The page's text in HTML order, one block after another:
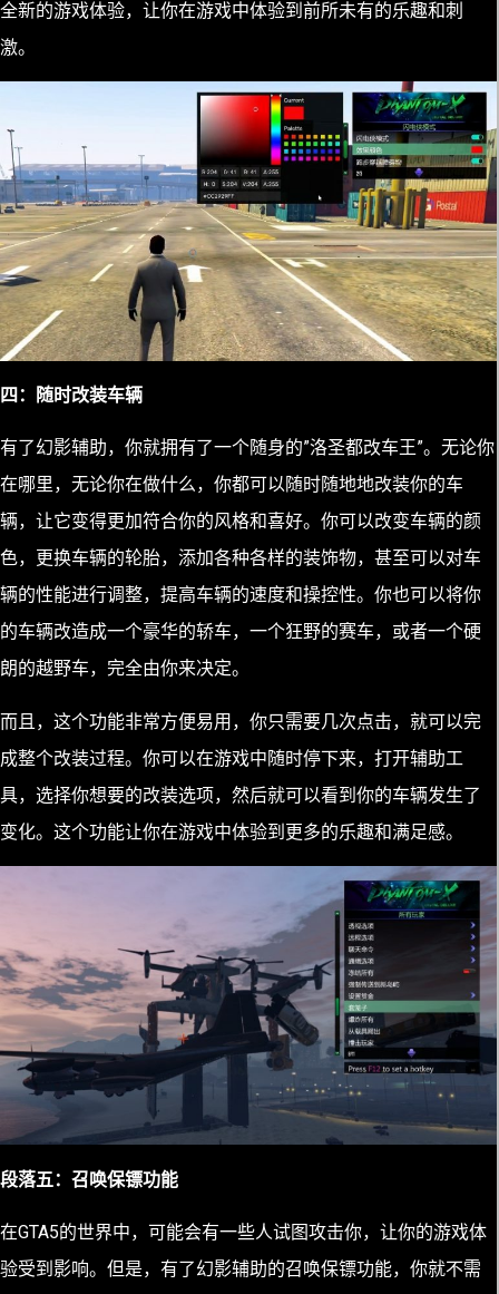
全新的游戏体验，让你在游戏中体验到前所未有的乐趣和刺
激。
四：随时改装车辆
有了幻影辅助，你就拥有了一个随身的”洛圣都改车王”。无论你
在哪里，无论你在做什么，你都可以随时随地地改装你的车
辆，让它变得更加符合你的风格和喜好。你可以改变车辆的颜
色，更换车辆的轮胎，添加各种各样的装饰物，甚至可以对车
辆的性能进行调整，提高车辆的速度和操控性。你也可以将你
的车辆改造成一个豪华的轿车，一个狂野的赛车，或者一个硬
朗的越野车，完全由你来决定。
而且，这个功能非常方便易用，你只需要几次点击，就可以完
成整个改装过程。你可以在游戏中随时停下来，打开辅助工
具，选择你想要的改装选项，然后就可以看到你的车辆发生了
变化。这个功能让你在游戏中体验到更多的乐趣和满足感。
段落五：召唤保镖功能
在GTA5的世界中，可能会有一些人试图攻击你，让你的游戏体
验受到影响。但是，有了幻影辅助的召唤保镖功能，你就不需